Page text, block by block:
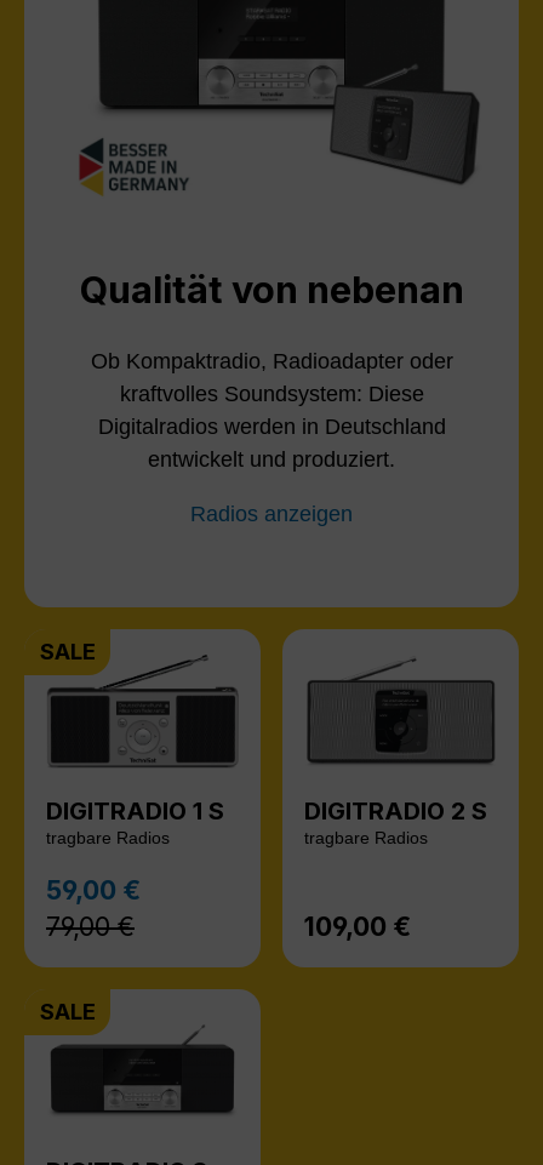
Qualität von nebenan
Ob Kompaktradio, Radioadapter oder
kraftvolles Soundsystem: Diese
Digitalradios werden in Deutschland
entwickelt und produziert.
Radios anzeigen
SALE
DIGITRADIO 1 S
tragbare Radios
Verkaufspreis:
59,00 €
79,00 €
DIGITRADIO 2 S
tragbare Radios
Regulärer Preis:
109,00 €
SALE